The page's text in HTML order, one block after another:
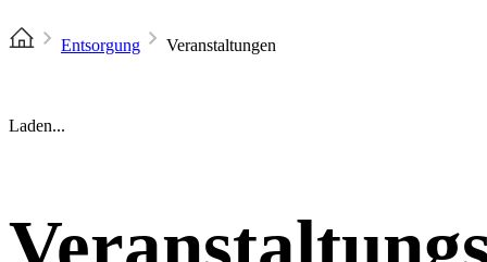
Entsorgung Veranstaltungen
Laden...